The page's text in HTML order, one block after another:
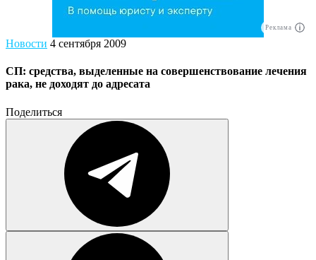
Реклама
Новости 4 сентября 2009
СП: средства, выделенные на совершенствование лечения
рака, не доходят до адресата
Поделиться